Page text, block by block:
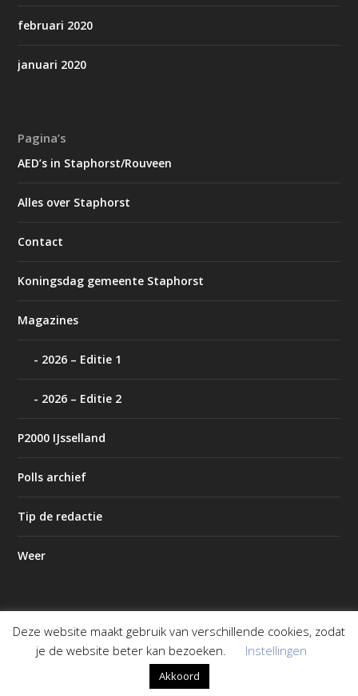
februari 2020
januari 2020
Pagina’s
AED’s in Staphorst/Rouveen
Alles over Staphorst
Contact
Koningsdag gemeente Staphorst
Magazines
2026 – Editie 1
2026 – Editie 2
P2000 IJsselland
Polls archief
Tip de redactie
Weer
Ontworpen doorElegant Themes | Mogelijk gemaakt door
WordPress
Deze website maakt gebruik van verschillende cookies, zodat
je de website beter kan bezoeken.
Instellingen
Akkoord